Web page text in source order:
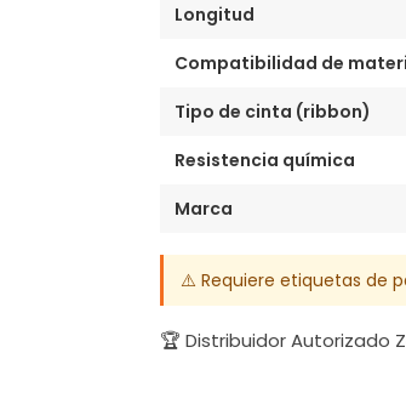
Longitud
Compatibilidad de
Tipo de cinta (ribbon)
Resistencia química
Marca
⚠️ Requiere etiquetas de
🏆 Distribuidor Autorizado